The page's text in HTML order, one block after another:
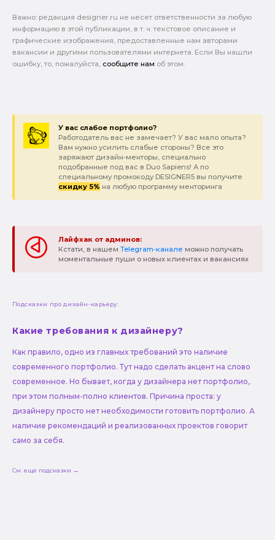
Важно: pедакция designer.ru не несет ответственности за любую
информацию в этой публикации, в т. ч. текстовое описание и
графические изображения, предоставленные нам авторами
вакансии и другими пользователями интернета. Если Вы нашли
ошибку, то, пожалуйста, сообщите нам об этом.
У вас слабое портфолио?
Работодатель вас не замечает? У вас мало опыта?
Вам нужно усилить слабые стороны? Все это
заряжают дизайн-менторы, специально
подобранные под вас в Duo Sapiens! А по
специальному промокоду DESIGNER5 вы получите
скидку 5% на любую программу менторинга
Лайфхак от админов:
Кстати, в нашем Telegram-канале можно получать
моментальные пуши о новых клиентах и вакансиях
Подсказки про дизайн-карьеру:
Какие требования к дизайнеру?
Как правило, одно из главных требований это наличие
современного портфолио. Тут надо сделать акцент на слово
современное. Но бывает, когда у дизайнера нет портфолио,
при этом полным-полно клиентов. Причина проста: у
дизайнеру просто нет необходимости готовить портфолио. А
наличие рекомендаций и реализованных проектов говорит
само за себя.
См. еще подсказки →